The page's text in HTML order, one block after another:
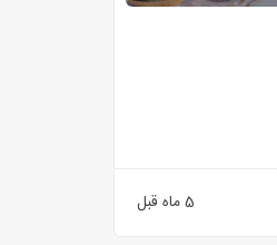
5 ماه قبل